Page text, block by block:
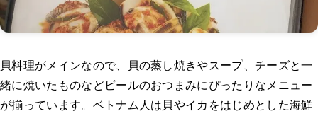
貝料理がメインなので、貝の蒸し焼きやスープ、チーズと一
緒に焼いたものなどビールのおつまみにぴったりなメニュー
が揃っています。ベトナム人は貝やイカをはじめとした海鮮